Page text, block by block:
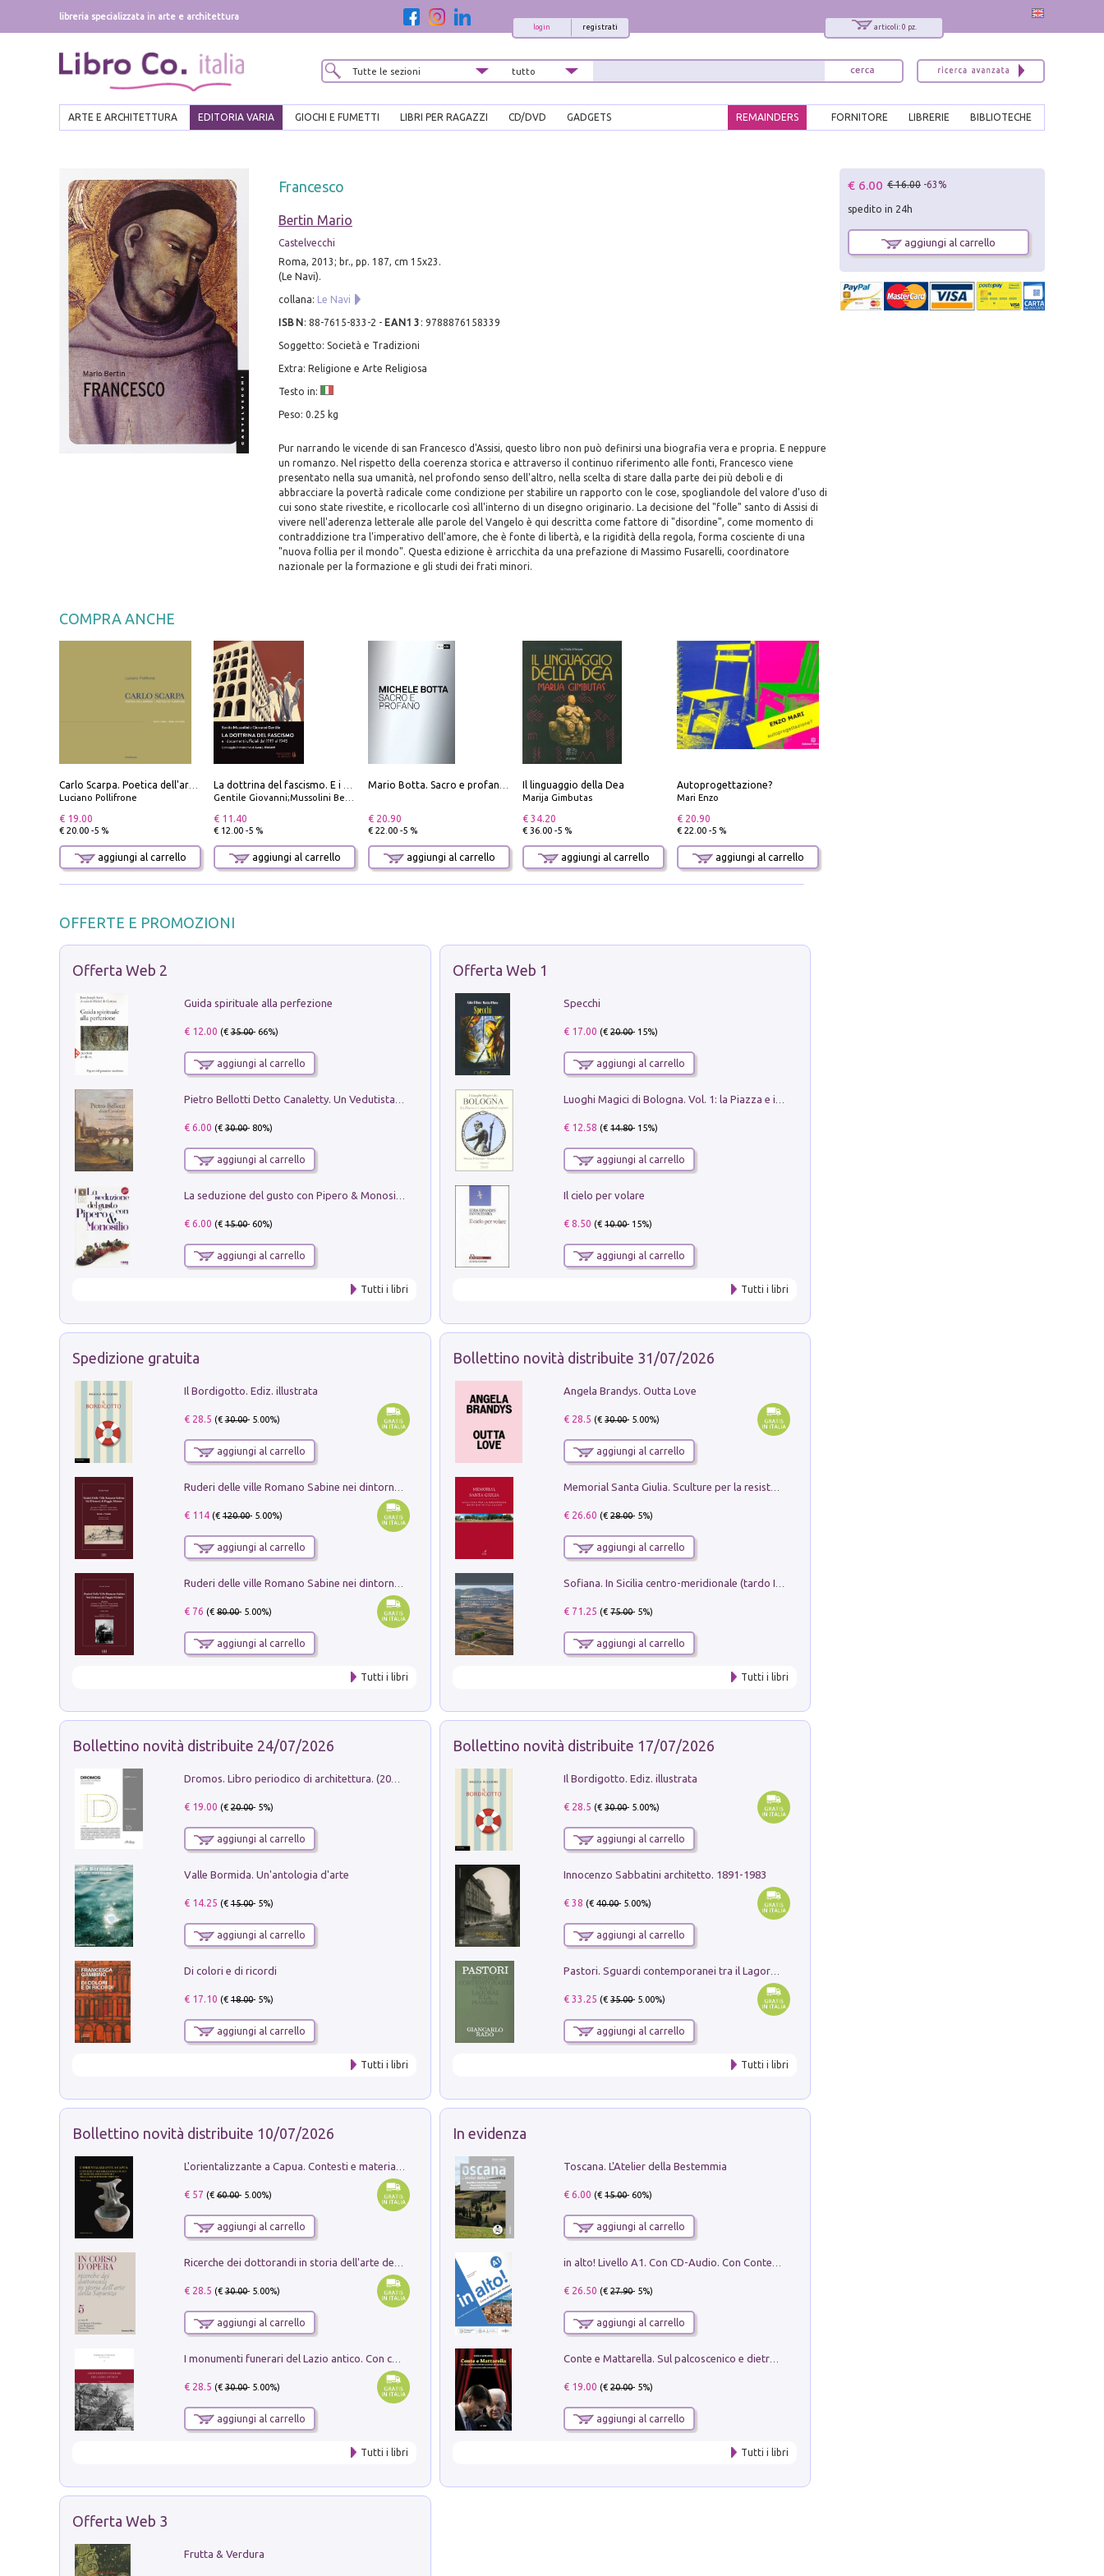
libreria specializzata in arte e architettura
articoli: 0 pz.
registrati
login
ARTE E ARCHITETTURA EDITORIA VARIA GIOCHI E FUMETTI LIBRI PER RAGAZZI CD/DVD GADGETS BIBLIOTECHE
LIBRERIE
FORNITORE
REMAINDERS
Francesco
Bertin Mario
Castelvecchi
Roma, 2013; br., pp. 187, cm 15x23.
(Le Navi).
collana: Le Navi
ISBN : 88-7615-833-2 - EAN13 : 9788876158339
Soggetto: Società e Tradizioni
Extra: Religione e Arte Religiosa
Testo in:
Peso: 0.25 kg
Pur narrando le vicende di san Francesco d'Assisi, questo libro non può definirsi una biografia vera e propria. E neppure
un romanzo. Nel rispetto della coerenza storica e attraverso il continuo riferimento alle fonti, Francesco viene
presentato nella sua umanità, nel profondo senso dell'altro, nella scelta di stare dalla parte dei più deboli e di
abbracciare la povertà radicale come condizione per stabilire un rapporto con le cose, spogliandole del valore d'uso di
cui sono state rivestite, e ricollocarle così all'interno di un disegno originario. La decisione del "folle" santo di Assisi di
vivere nell'aderenza letterale alle parole del Vangelo è qui descritta come fattore di "disordine", come momento di
contraddizione tra l'imperativo dell'amore, che è fonte di libertà, e la rigidità della regola, forma cosciente di una
"nuova follia per il mondo". Questa edizione è arricchita da una prefazione di Massimo Fusarelli, coordinatore
nazionale per la formazione e gli studi dei frati minori.
COMPRA ANCHE
Luciano Pollifrone
€ 19.00
€ 20.00 -5 %
aggiungi al carrello
Gentile Giovanni;Mussolini Benito
€ 11.40
€ 12.00 -5 %
aggiungi al carrello
€ 20.90
€ 22.00 -5 %
aggiungi al carrello
Il linguaggio della Dea
Marija Gimbutas
€ 34.20
€ 36.00 -5 %
aggiungi al carrello
Autoprogettazione?
Mari Enzo
€ 20.90
€ 22.00 -5 %
aggiungi al carrello
OFFERTE E PROMOZIONI
Offerta Web 2
Guida spirituale alla perfezione
€ 12.00 (€35.00- 66%)
aggiungi al carrello
€ 6.00 (€30.00- 80%)
aggiungi al carrello
€ 6.00 (€15.00- 60%)
aggiungi al carrello
Tutti i libri
Offerta Web 1
Specchi
€ 17.00 (€20.00- 15%)
aggiungi al carrello
€ 12.58 (€14.80- 15%)
aggiungi al carrello
Il cielo per volare
€ 8.50 (€10.00- 15%)
aggiungi al carrello
Tutti i libri
Spedizione gratuita
Il Bordigotto. Ediz. illustrata
€ 28.5 (€30.00- 5.00%)
aggiungi al carrello
€ 114(€120.00- 5.00%)
aggiungi al carrello
€ 76 (€80.00- 5.00%)
aggiungi al carrello
Tutti i libri
Bollettino novità distribuite 31/07/2026
Angela Brandys. Outta Love
€ 28.5 (€30.00- 5.00%)
aggiungi al carrello
€ 26.60 (€28.00- 5%)
aggiungi al carrello
€ 71.25 (€75.00- 5%)
aggiungi al carrello
Tutti i libri
Bollettino novità distribuite 24/07/2026
Dromos. Libro periodico di architettura. (2026). Vol. 15: Post-model
€ 19.00 (€20.00- 5%)
aggiungi al carrello
Valle Bormida. Un'antologia d'arte
€ 14.25 (€15.00- 5%)
aggiungi al carrello
Di colori e di ricordi
€ 17.10 (€18.00- 5%)
aggiungi al carrello
Tutti i libri
Bollettino novità distribuite 17/07/2026
Il Bordigotto. Ediz. illustrata
€ 28.5 (€30.00- 5.00%)
aggiungi al carrello
Innocenzo Sabbatini architetto. 1891-1983
€ 38 (€40.00- 5.00%)
aggiungi al carrello
€ 33.25 (€35.00- 5.00%)
aggiungi al carrello
Tutti i libri
Bollettino novità distribuite 10/07/2026
€ 57 (€60.00- 5.00%)
aggiungi al carrello
€ 28.5 (€30.00- 5.00%)
aggiungi al carrello
I monumenti funerari del Lazio antico. Con cartella con tavole
€ 28.5 (€30.00- 5.00%)
aggiungi al carrello
Tutti i libri
In evidenza
Toscana. L'Atelier della Bestemmia
€ 6.00 (€15.00- 60%)
aggiungi al carrello
€ 26.50 (€27.90- 5%)
aggiungi al carrello
€ 19.00 (€20.00- 5%)
aggiungi al carrello
Tutti i libri
Offerta Web 3
Frutta & Verdura
€ 6.00 € 16.00 -63%
spedito in 24h
aggiungi al carrello
x
Interessato ai nostri libri?
Sarai informato delle nostre novità, potrai
comunque cancellarti quando desideri.
modulo di iscrizione